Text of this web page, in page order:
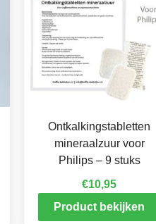
Ontkalkingstabletten
mineraalzuur voor
Philips – 9 stuks
€10,95
Product bekijken